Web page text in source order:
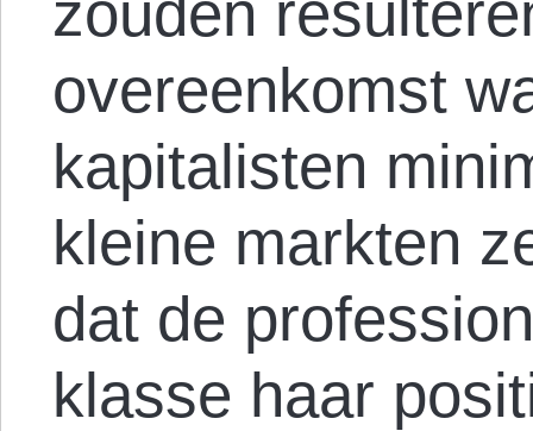
overeenkomst
kapitalisten
kleine markten
dat de
klasse haar